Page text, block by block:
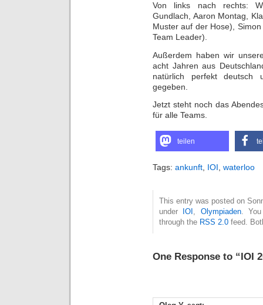
Von links nach rechts:
Gundlach, Aaron Montag,
Muster auf der Hose),
Team Leader).
Außerdem haben wir
acht Jahren aus
natürlich perfekt deutsch
gegeben.
Jetzt steht noch das
für alle Teams.
teilen
Tags: ankunft IOI waterloo
This entry was posted on
under IOI Olympiaden.
through the RSS 2.0 feed.
One Response to “IOI